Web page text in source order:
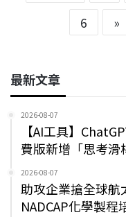
6
»
最新文章
2026-08-07
【AI工具】
費版新增「思考滑
2026-08-07
助攻企業搶全球航
NADCAP化學製程